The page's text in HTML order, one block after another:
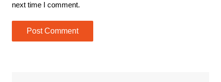
next time I comment.